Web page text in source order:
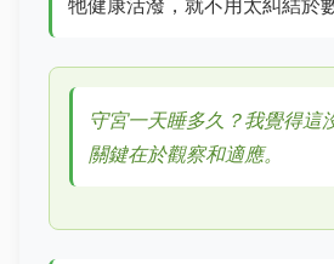
牠健康活潑，就不用太糾結於數
守宮一天睡多久？我覺得這
關鍵在於觀察和適應。